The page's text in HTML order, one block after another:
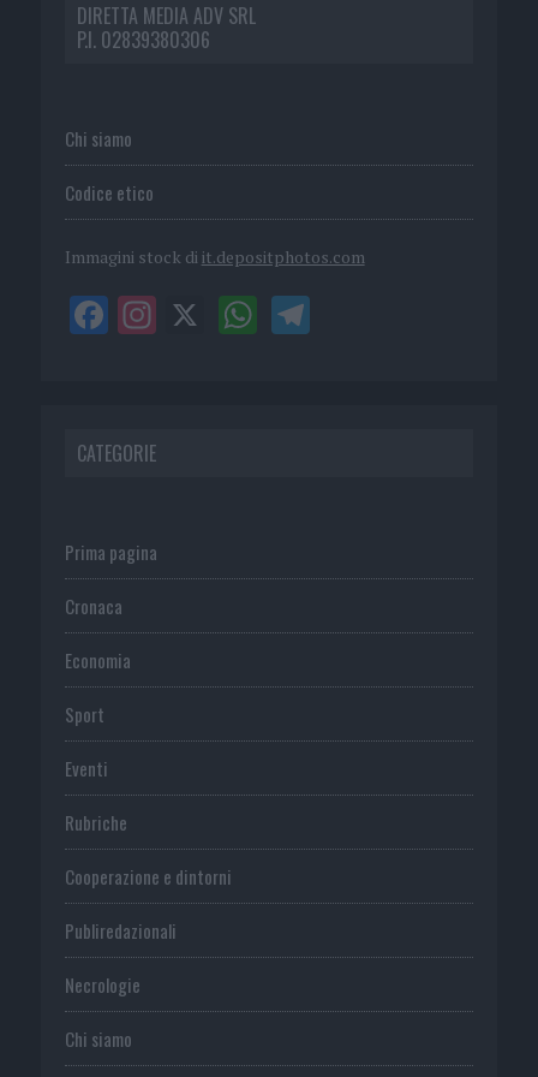
DIRETTA MEDIA ADV SRL
P.I. 02839380306
Chi siamo
Codice etico
Immagini stock di it.depositphotos.com
CATEGORIE
Prima pagina
Cronaca
Economia
Sport
Eventi
Rubriche
Cooperazione e dintorni
Publiredazionali
Necrologie
Chi siamo